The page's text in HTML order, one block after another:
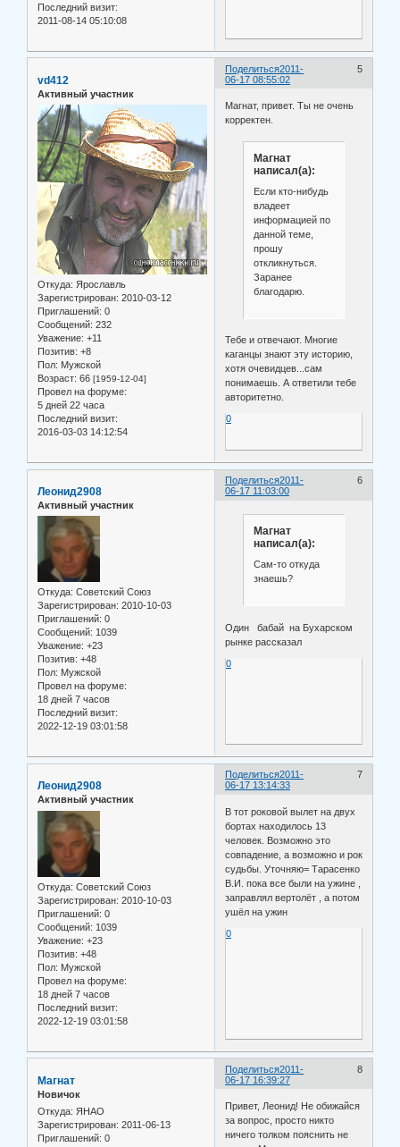
Последний визит:
2011-08-14 05:10:08
Поделиться 5
2011-
06-17 08:55:02
vd412
Активный участник
Откуда: Ярославль
Зарегистрирован: 2010-03-12
Приглашений: 0
Сообщений: 232
Уважение: +11
Позитив: +8
Пол: Мужской
Возраст: 66 [1959-12-04]
Провел на форуме:
5 дней 22 часа
Последний визит:
2016-03-03 14:12:54
Магнат, привет. Ты не очень
корректен.
Магнат
написал(а):
Если кто-нибудь
владеет
информацией по
данной теме,
прошу
откликнуться.
Заранее
благодарю.
Тебе и отвечают. Многие
каганцы знают эту историю,
хотя очевидцев...сам
понимаешь. А ответили тебе
авторитетно.
0
Поделиться 6
2011-
06-17 11:03:00
Леонид2908
Активный участник
Откуда: Советский Союз
Зарегистрирован: 2010-10-03
Приглашений: 0
Сообщений: 1039
Уважение: +23
Позитив: +48
Пол: Мужской
Провел на форуме:
18 дней 7 часов
Последний визит:
2022-12-19 03:01:58
Магнат
написал(а):
Сам-то откуда
знаешь?
Один бабай на Бухарском
рынке рассказал
0
Поделиться 7
2011-
06-17 13:14:33
Леонид2908
Активный участник
Откуда: Советский Союз
Зарегистрирован: 2010-10-03
Приглашений: 0
Сообщений: 1039
Уважение: +23
Позитив: +48
Пол: Мужской
Провел на форуме:
18 дней 7 часов
Последний визит:
2022-12-19 03:01:58
В тот роковой вылет на двух
бортах находилось 13
человек. Возможно это
совпадение, а возможно и рок
судьбы. Уточняю= Тарасенко
В.И. пока все были на ужине ,
заправлял вертолёт , а потом
ушёл на ужин
0
Поделиться 8
2011-
06-17 16:39:27
Магнат
Новичок
Откуда: ЯНАО
Зарегистрирован: 2011-06-13
Приглашений: 0
Привет, Леонид! Не обижайся
за вопрос, просто никто
ничего толком пояснить не